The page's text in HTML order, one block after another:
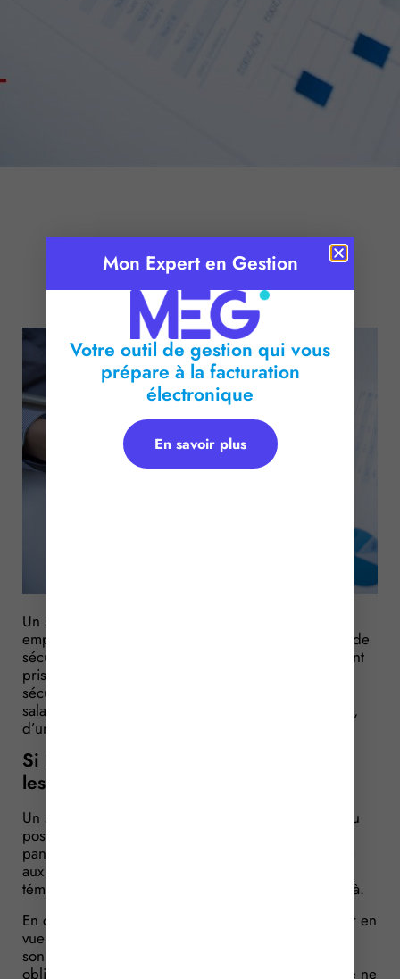
Publié le : 10 décembre 2015
Temps de lecture : 2 minutes
Un salarié, se sentant en danger, reproche à son
employeur de ne pas avoir respecté son obligation de
sécurité. Or l’employeur lui rappelle qu’il a justement
pris toutes les mesures nécessaires pour assurer la
sécurité des salariés. Ce dont ne se satisfait pas le
salarié qui lui rétorque qu’il s’agit, pour l’employeur,
d’une obligation de résultat.
Si l’employeur prouve avoir pris toutes
les mesures nécessaires…
Un salarié, employé par une compagnie aérienne au
poste de chef de cabine, est pris d’une crise de
panique consécutive à un stress post-traumatique lié
aux attentats du 11 septembre 2001 dont il a été le
témoin direct lors d’une escale à New-York ce jour-là.
En conflit avec son employeur, il poursuit ce dernier en
vue d’obtenir sa condamnation pour manquement à
son obligation de sécurité qu’il considère être une
obligation de résultat : il lui reproche notamment de ne
Mon Expert en Gestion
Votre outil de gestion qui vous
prépare à la facturation
électronique
En savoir plus